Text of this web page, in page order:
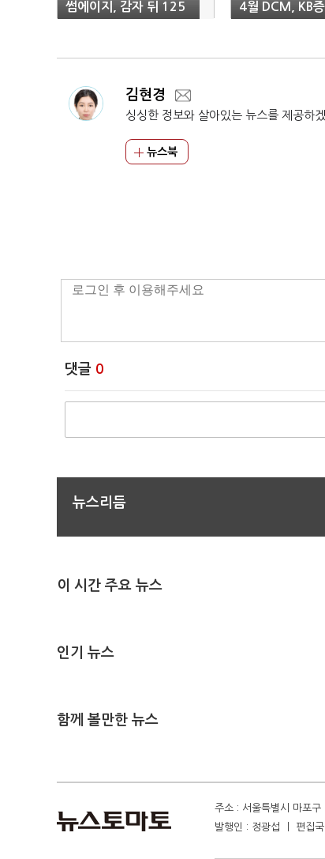
썸에이지, 감자 뒤 125
억 유증…주주 희석 부
4월 DCM, KB
주…신한·키움
김현경
싱싱한 정보와 살아있는 뉴스를 제공하
뉴스북
댓글 0
뉴스리듬
이 시간 주요 뉴스
인기 뉴스
함께 볼만한 뉴스
주소 : 서울특별시 마포
발행인 : 정광섭 ㅣ 편집